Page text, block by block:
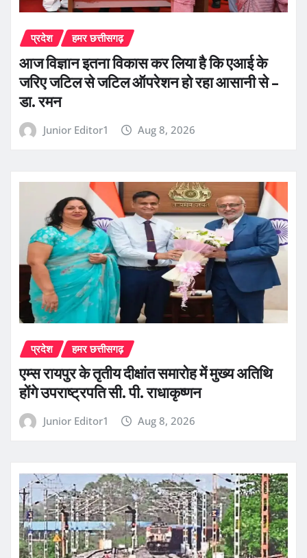
प्रदेश हमर छत्तीसगढ़
आज विज्ञान इतना विकास कर लिया है कि एआई के
जरिए जटिल से जटिल ऑपरेशन हो रहा आसानी से –
डा. रमन
Junior Editor1 Aug 8, 2026
प्रदेश हमर छत्तीसगढ़
एम्स रायपुर के तृतीय दीक्षांत समारोह में मुख्य अतिथि
होंगे उपराष्ट्रपति सी. पी. राधाकृष्णन
Junior Editor1 Aug 8, 2026